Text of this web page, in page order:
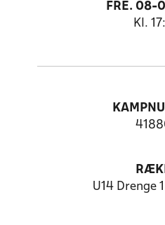
FRE. 08-
Kl.
U14 Drenge